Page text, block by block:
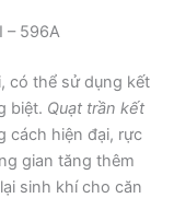
– 596A
có thể sử dụng kết
biệt. Quạt trần kết
cách hiện đại, rực
gian tăng thêm
sinh khí cho căn